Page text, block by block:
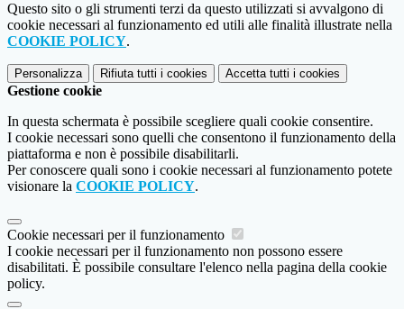
Questo sito o gli strumenti terzi da questo utilizzati si avvalgono di
cookie necessari al funzionamento ed utili alle finalità illustrate nella
COOKIE POLICY.
Personalizza Rifiuta tutti i cookies Accetta tutti i cookies
Gestione cookie
In questa schermata è possibile scegliere quali cookie consentire.
I cookie necessari sono quelli che consentono il funzionamento della
piattaforma e non è possibile disabilitarli.
Per conoscere quali sono i cookie necessari al funzionamento potete
visionare la COOKIE POLICY.
Cookie necessari per il funzionamento
I cookie necessari per il funzionamento non possono essere
disabilitati. È possibile consultare l'elenco nella pagina della cookie
policy.